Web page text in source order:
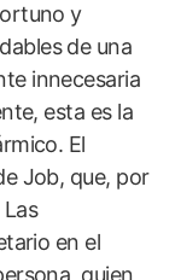
y
de una
innecesaria
esta es la
El
Job, que, por
en el
quien